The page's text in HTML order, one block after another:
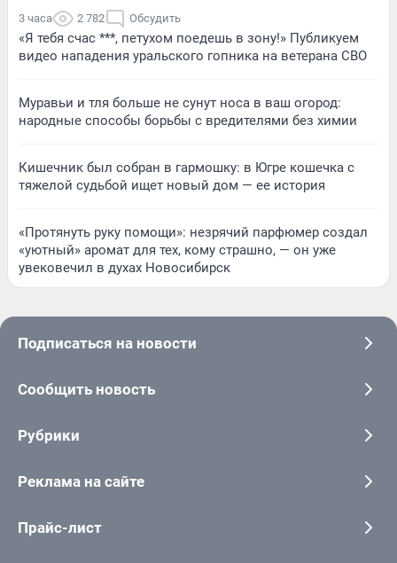
3 часа 2 782 Обсудить
«Я тебя счас ***, петухом поедешь в зону!» Публикуем
видео нападения уральского гопника на ветерана СВО
Муравьи и тля больше не сунут носа в ваш огород:
народные способы борьбы с вредителями без химии
Кишечник был собран в гармошку: в Югре кошечка с
тяжелой судьбой ищет новый дом — ее история
«Протянуть руку помощи»: незрячий парфюмер создал
«уютный» аромат для тех, кому страшно, — он уже
увековечил в духах Новосибирск
Подписаться на новости
Сообщить новость
Рубрики
Реклама на сайте
Прайс-лист